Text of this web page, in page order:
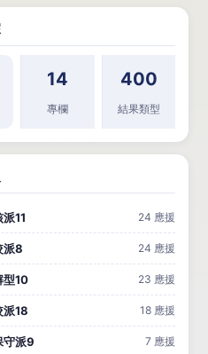
14
專欄
400
結果類型
11 24 應援
派8 24 應援
型10 23 應援
派18 18 應援
守派9 7 應援